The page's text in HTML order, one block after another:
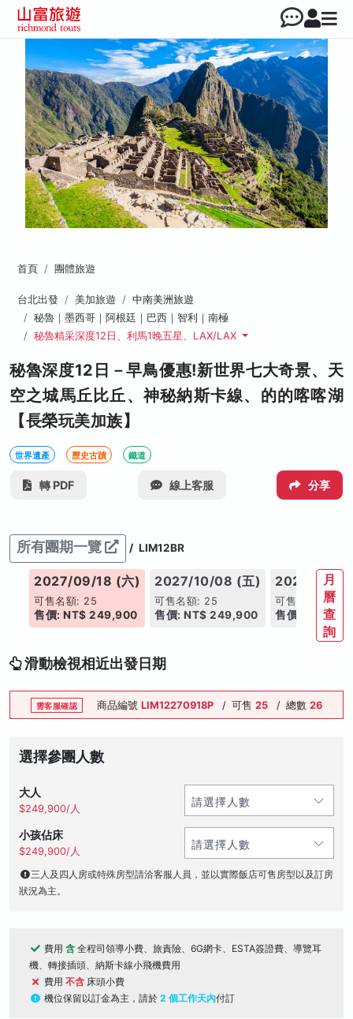
首頁 團體旅遊
台北出發 美加旅遊
中南美洲旅遊
秘魯｜墨西哥｜阿根廷｜巴西｜智利｜南極
秘魯精采深度12日、利馬1晚五星、LAX/LAX
秘魯深度12日－早鳥優惠!新世界七大奇景、天
空之城馬丘比丘、神秘納斯卡線、的的喀喀湖
【長榮玩美加族】
世界遺產 歷史古蹟 鐵道
轉 PDF 線上客服 分享
所有團期一覽 / LIM12BR
2027/09/18 (六)
可售名額: 25
售價: NT$ 249,900
2027/10/08 (五)
可售名額: 25
售價: NT$ 249,900
2027/10/
可售名額: 25
售價: NT$
月
曆
查
詢
滑動檢視相近出發日期
需客服確認 商品編號LIM12270918P / 可售25 / 總數26
選擇參團人數
大人
$249,900/人
小孩佔床
$249,900/人
三人及四人房或特殊房型請洽客服人員，並以實際飯店可售房型以及訂房
狀況為主。
費用 含 全程司領導小費、旅責險、6G網卡、ESTA簽證費、導覽耳
機、轉接插頭、納斯卡線小飛機費用
費用 不含 床頭小費
機位保留以訂金為主，請於 2 個工作天內付訂